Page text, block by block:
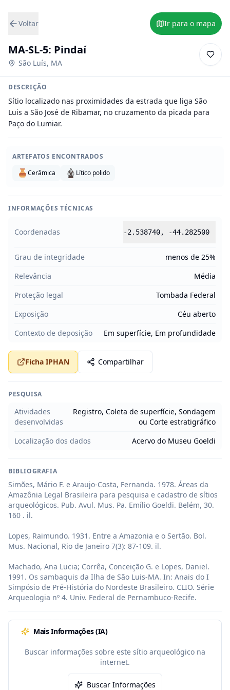
Voltar Ir para o mapa
MA-SL-5: Pindaí
São Luís, MA
DESCRIÇÃO
Sítio localizado nas proximidades da estrada que liga São
Luis a São José de Ribamar, no cruzamento da picada para
Paço do Lumiar.
ARTEFATOS ENCONTRADOS
Cerâmica
Lítico polido
INFORMAÇÕES TÉCNICAS
Coordenadas -2.538740, -44.282500
Grau de integridade
menos de 25%
Relevância
Média
Proteção legal
Tombada Federal
Exposição
Céu aberto
Contexto de deposição
Em superfície, Em profundidade
Ficha IPHAN Compartilhar
PESQUISA
Atividades
desenvolvidas
Registro, Coleta de superfície, Sondagem
ou Corte estratigráfico
Localização dos dados
Acervo do Museu Goeldi
BIBLIOGRAFIA
Simões, Mário F. e Araujo-Costa, Fernanda. 1978. Áreas da
Amazônia Legal Brasileira para pesquisa e cadastro de sítios
arqueológicos. Pub. Avul. Mus. Pa. Emílio Goeldi. Belém, 30.
160 . il.
Lopes, Raimundo. 1931. Entre a Amazonia e o Sertão. Bol.
Mus. Nacional, Rio de Janeiro 7(3): 87-109. il.
Machado, Ana Lucia; Corrêa, Conceição G. e Lopes, Daniel.
1991. Os sambaquis da Ilha de São Luis-MA. In: Anais do I
Simpósio de Pré-História do Nordeste Brasileiro. CLIO. Série
Arqueologia nº 4. Univ. Federal de Pernambuco-Recife.
Mais Informações (IA)
Buscar informações sobre este sítio arqueológico na
internet.
Buscar Informações